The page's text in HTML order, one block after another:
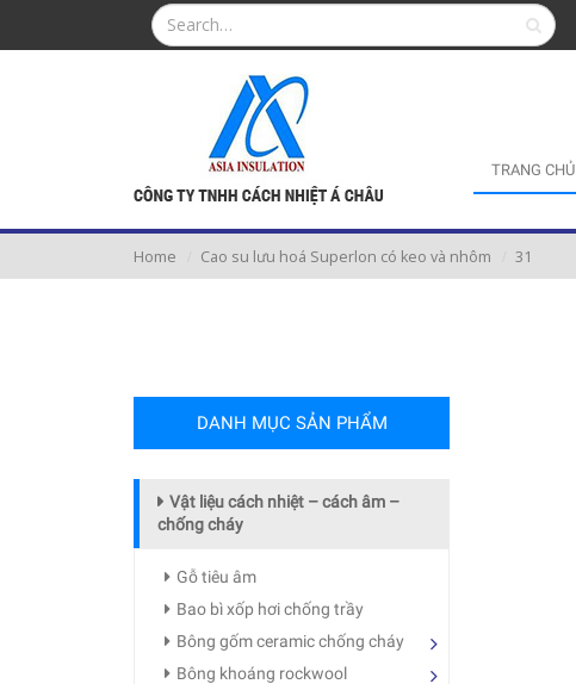
TRANG CHỦ
Home Cao su lưu hoá Superlon có keo và nhôm 31
DANH MỤC SẢN PHẨM
Vật liệu cách nhiệt – cách âm –
chống cháy
Gỗ tiêu âm
Bao bì xốp hơi chống trầy
Bông gốm ceramic chống cháy
Bông khoáng rockwool